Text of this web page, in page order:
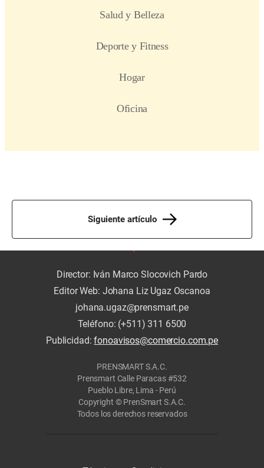
Siguiente artículo
Director: Iván Marco Slocovich Pardo
Editor Web: Johana Liz Ugaz Oscanoa
johana.ugaz@prensmart.pe
Teléfono: (+511) 311 6500
Publicidad:fonoavisos@comercio.com.pe
PRENSMART S.A.C.
Prensmart Calle Paracas #532
Pueblo Libre, Lima - Perú
Copyright © PrenSmart S.A.C.
Todos los derechos reservados